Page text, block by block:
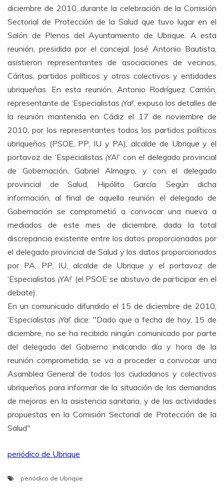
diciembre de 2010, durante la celebración de la Comisión
Sectorial de Protección de la Salud que tuvo lugar en el
Salón de Plenos del Ayuntamiento de Ubrique. A esta
reunión, presidida por el concejal José Antonio Bautista,
asistieron representantes de asociaciones de vecinos,
Cáritas, partidos políticos y otros colectivos y entidades
ubriqueñas. En esta reunión, Antonio Rodríguez Carrión,
representante de ‘Especialistas ¡Ya!’, expuso los detalles de
la reunión mantenida en Cádiz el 17 de noviembre de
2010, por los representantes todos los partidos políticos
ubriqueños (PSOE, PP, IU y PA), alcalde de Ubrique y el
portavoz de ‘Especialistas ¡YA!’ con el delegado provincial
de Gobernación, Gabriel Almagro, y con el delegado
provincial de Salud, Hipólito García. Según dicha
información, al final de aquella reunión el delegado de
Gobernación se comprometió a convocar una nueva a
mediados de este mes de diciembre, dada la total
discrepancia existente entre los datos proporcionados por
el delegado provincial de Salud y los datos proporcionados
por PA, PP, IU, alcalde de Ubrique y el portavoz de
‘Especialistas ¡YA!’ (el PSOE se abstuvo de participar en el
debate).
En un comunicado difundido el 15 de diciembre de 2010,
‘Especialistas ¡Ya!’ dice: "Dado que a fecha de hoy, 15 de
diciembre, no se ha recibido ningún comunicado por parte
del delegado del Gobierno indicando día y hora de la
reunión comprometida, se va a proceder a convocar una
Asamblea General de todos los ciudadanos y colectivos
ubriqueños para informar de la situación de las demandas
de mejoras en la asistencia sanitaria, y de las actividades
propuestas en la Comisión Sectorial de Protección de la
Salud"
periódico de Ubrique
periódico de Ubrique